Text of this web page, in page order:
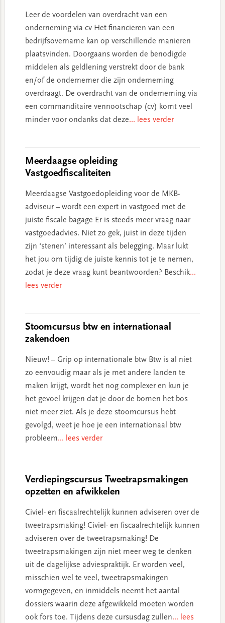
Leer de voordelen van overdracht van een
onderneming via cv Het financieren van een
bedrijfsovername kan op verschillende manieren
plaatsvinden. Doorgaans worden de benodigde
middelen als geldlening verstrekt door de bank
en/of de ondernemer die zijn onderneming
overdraagt. De overdracht van de onderneming via
een commanditaire vennootschap (cv) komt veel
minder voor ondanks dat deze... lees verder
Meerdaagse opleiding
Vastgoedfiscaliteiten
Meerdaagse Vastgoedopleiding voor de MKB-
adviseur – wordt een expert in vastgoed met de
juiste fiscale bagage Er is steeds meer vraag naar
vastgoedadvies. Niet zo gek, juist in deze tijden
zijn ‘stenen’ interessant als belegging. Maar lukt
het jou om tijdig de juiste kennis tot je te nemen,
zodat je deze vraag kunt beantwoorden? Beschik...
lees verder
Stoomcursus btw en internationaal
zakendoen
Nieuw! – Grip op internationale btw Btw is al niet
zo eenvoudig maar als je met andere landen te
maken krijgt, wordt het nog complexer en kun je
het gevoel krijgen dat je door de bomen het bos
niet meer ziet. Als je deze stoomcursus hebt
gevolgd, weet je hoe je een internationaal btw
probleem... lees verder
Verdiepingscursus Tweetrapsmakingen
opzetten en afwikkelen
Civiel- en fiscaalrechtelijk kunnen adviseren over de
tweetrapsmaking! Civiel- en fiscaalrechtelijk kunnen
adviseren over de tweetrapsmaking! De
tweetrapsmakingen zijn niet meer weg te denken
uit de dagelijkse adviespraktijk. Er worden veel,
misschien wel te veel, tweetrapsmakingen
vormgegeven, en inmiddels neemt het aantal
dossiers waarin deze afgewikkeld moeten worden
ook fors toe. Tijdens deze cursusdag zullen... lees